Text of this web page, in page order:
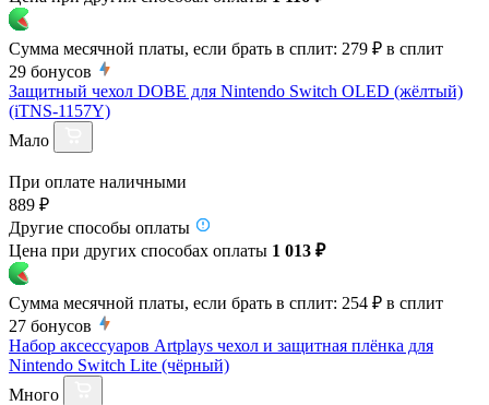
Сумма месячной платы, если брать в сплит: 279 ₽ в сплит
29 бонусов
Защитный чехол DOBE для Nintendo Switch OLED (жёлтый)
(iTNS-1157Y)
Мало
При оплате наличными
889 ₽
Другие способы оплаты
Цена при других способах оплаты 1 013 ₽
Сумма месячной платы, если брать в сплит: 254 ₽ в сплит
27 бонусов
Набор аксессуаров Artplays чехол и защитная плёнка для
Nintendo Switch Lite (чёрный)
Много